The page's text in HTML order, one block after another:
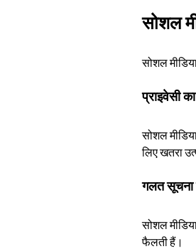
सोशल
सोशल
प्राइवेसी
सोशल
लिए खतरा
गलत सूचना
सोशल
फैलती हैं।